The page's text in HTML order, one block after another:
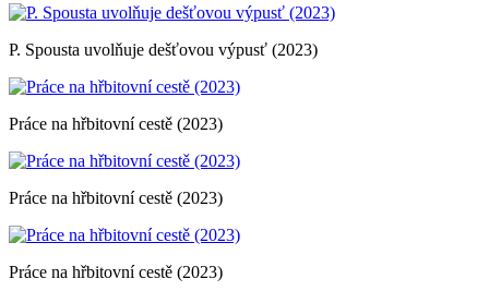
P. Spousta uvolňuje dešťovou výpusť (2023)
Práce na hřbitovní cestě (2023)
Práce na hřbitovní cestě (2023)
Práce na hřbitovní cestě (2023)